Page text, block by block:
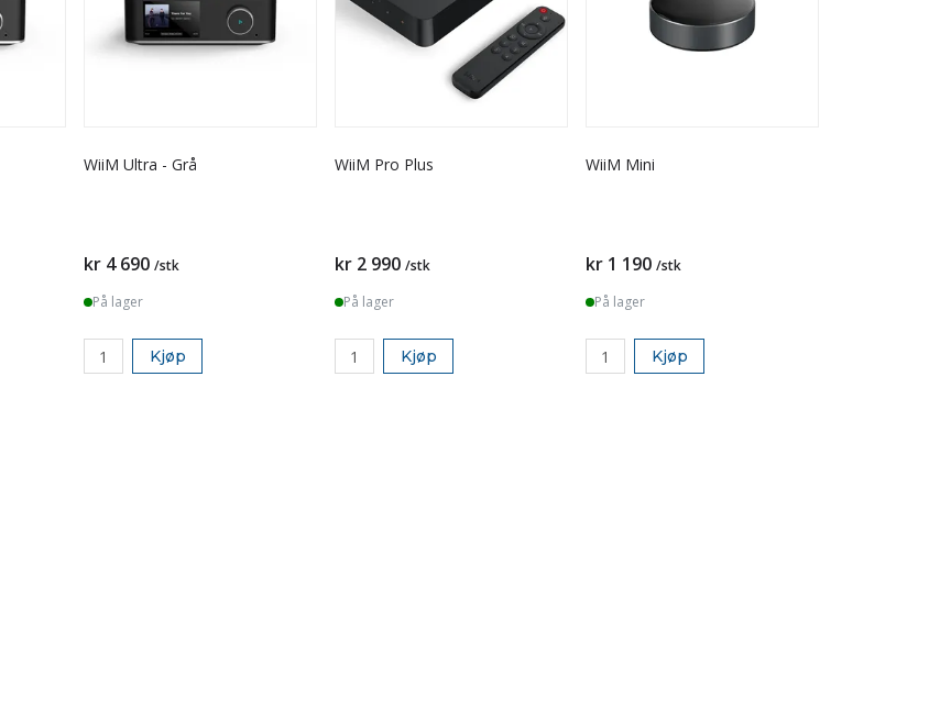
WiiM Ultra - Grå
kr 4 690 /stk
På lager
Kjøp
WiiM Pro Plus
kr 2 990 /stk
På lager
Kjøp
WiiM Mini
kr 1 190 /stk
På lager
Kjøp